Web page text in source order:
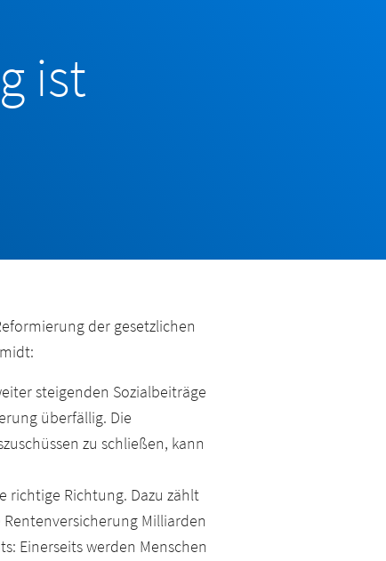
ist
der gesetzlichen
steigenden Sozialbeiträge
überfällig. Die
zu schließen, kann
richtige Richtung. Dazu zählt
Milliarden
Einerseits werden Menschen